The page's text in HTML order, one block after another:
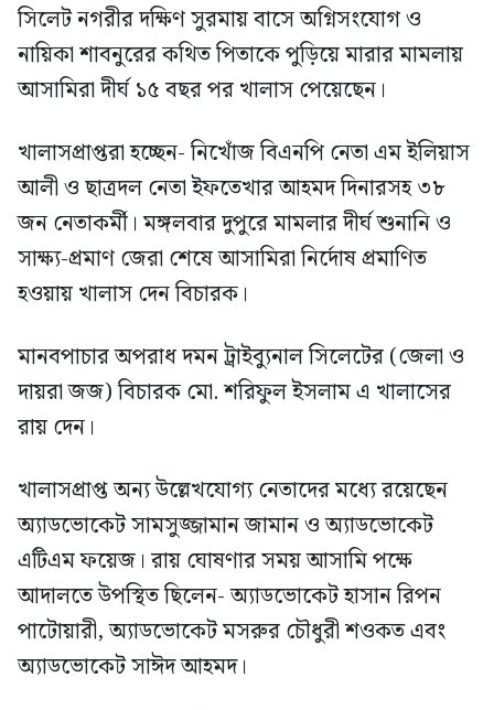
সিলেট নগরীর দক্ষিণ সুরমায় বাসে অগ্নিসংযোগ ও
নায়িকা শাবনুরের কথিত পিতাকে পুড়িয়ে মারার মামলায়
আসামিরা দীর্ঘ ১৫ বছর পর খালাস পেয়েছেন।
খালাসপ্রাপ্তরা হচ্ছেন- নিখোঁজ বিএনপি নেতা এম ইলিয়াস
আলী ও ছাত্রদল নেতা ইফতেখার আহমদ দিনারসহ ৩৮
জন নেতাকর্মী। মঙ্গলবার দুপুরে মামলার দীর্ঘ শুনানি ও
সাক্ষ্য-প্রমাণ জেরা শেষে আসামিরা নির্দোষ প্রমাণিত
হওয়ায় খালাস দেন বিচারক।
মানবপাচার অপরাধ দমন ট্রাইব্যুনাল সিলেটের (জেলা ও
দায়রা জজ) বিচারক মো. শরিফুল ইসলাম এ খালাসের
রায় দেন।
খালাসপ্রাপ্ত অন্য উল্লেখযোগ্য নেতাদের মধ্যে রয়েছেন
অ্যাডভোকেট সামসুজ্জামান জামান ও অ্যাডভোকেট
এটিএম ফয়েজ। রায় ঘোষণার সময় আসামি পক্ষে
আদালতে উপস্থিত ছিলেন- অ্যাডভোকেট হাসান রিপন
পাটোয়ারী, অ্যাডভোকেট মসরুর চৌধুরী শওকত এবং
অ্যাডভোকেট সাঈদ আহমদ।